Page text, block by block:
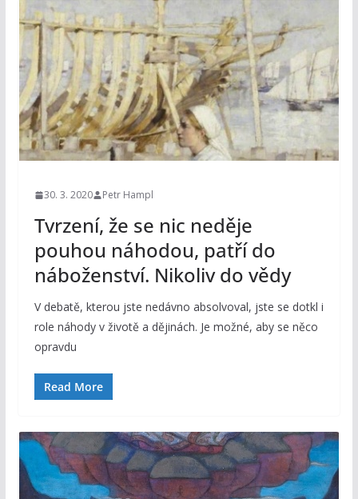
30. 3. 2020 Petr Hampl
Tvrzení, že se nic neděje
pouhou náhodou, patří do
náboženství. Nikoliv do vědy
V debatě, kterou jste nedávno absolvoval, jste se dotkl i
role náhody v životě a dějinách. Je možné, aby se něco
opravdu
Read More